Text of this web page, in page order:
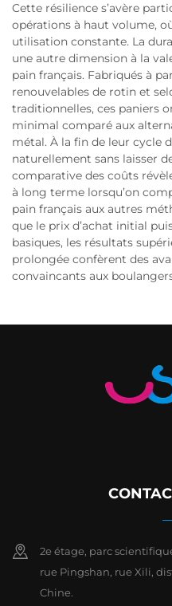
Cette résilience s’avère
opérations à haut volume,
utilisation constante. La
une autre dimension à la
pain français. Fabriqués à
renouvelables de rotin et
traditionnelles, ces paniers
minimal comparé aux
métal. À la fin de leur cycle
naturellement sans laisser
comparative des coûts
à long terme lorsqu’on
pain français aux autres
que le prix d’achat initial
basiques, les résultats
prolongée confèrent des
convaincants aux
2e étage, parc
rue Pingshan, rue Xili,
Chine.